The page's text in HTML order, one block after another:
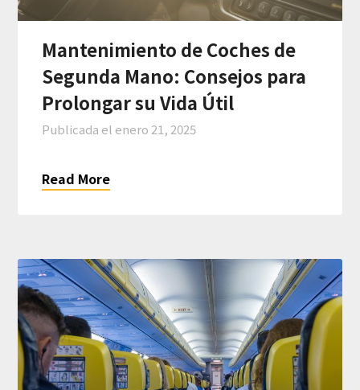
Mantenimiento de Coches de
Segunda Mano: Consejos para
Prolongar su Vida Útil
Publicada el enero 21, 2025
Read More